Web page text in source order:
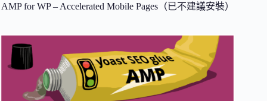
AMP for WP – Accelerated Mobile Pages（已不建議安裝）